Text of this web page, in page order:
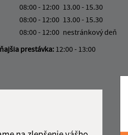
08:00 - 12:00 13.00 - 15.30
08:00 - 12:00 13.00 - 15.30
08:00 - 12:00 nestránkový deň
prestávka: 12:00 - 13:00